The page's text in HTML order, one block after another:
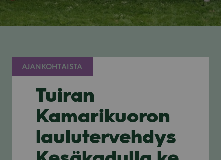
AJANKOHTAISTA
Tuiran
Kamarikuoron
laulutervehdys